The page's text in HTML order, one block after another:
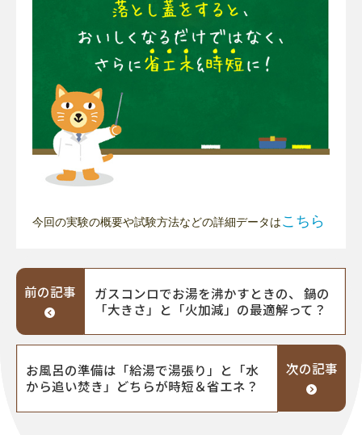
今回の実験の概要や試験方法などの詳細データはこちら
前の記事
ガスコンロでお湯を沸かすときの、 鍋の
「大きさ」と「火加減」の最適解って？
お風呂の準備は「給湯で湯張り」と「水
から追い焚き」どちらが時短＆省エネ？
次の記事